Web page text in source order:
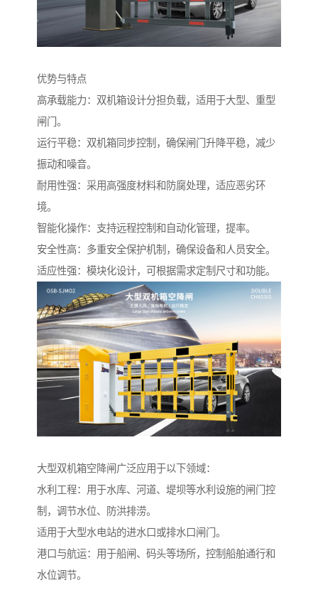
优势与特点
高承载能力：双机箱设计分担负载，适用于大型、重型
闸门。
运行平稳：双机箱同步控制，确保闸门升降平稳，减少
振动和噪音。
耐用性强：采用高强度材料和防腐处理，适应恶劣环
境。
智能化操作：支持远程控制和自动化管理，提率。
安全性高：多重安全保护机制，确保设备和人员安全。
适应性强：模块化设计，可根据需求定制尺寸和功能。
大型双机箱空降闸广泛应用于以下领域：
水利工程：用于水库、河道、堤坝等水利设施的闸门控
制，调节水位、防洪排涝。
适用于大型水电站的进水口或排水口闸门。
港口与航运：用于船闸、码头等场所，控制船舶通行和
水位调节。